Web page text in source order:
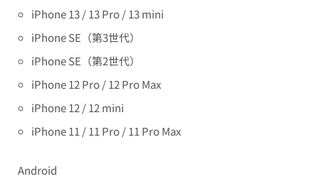
iPhone 13 / 13 Pro / 13 mini
iPhone SE（第3世代）
iPhone SE（第2世代）
iPhone 12 Pro / 12 Pro Max
iPhone 12 / 12 mini
iPhone 11 / 11 Pro / 11 Pro Max
Android